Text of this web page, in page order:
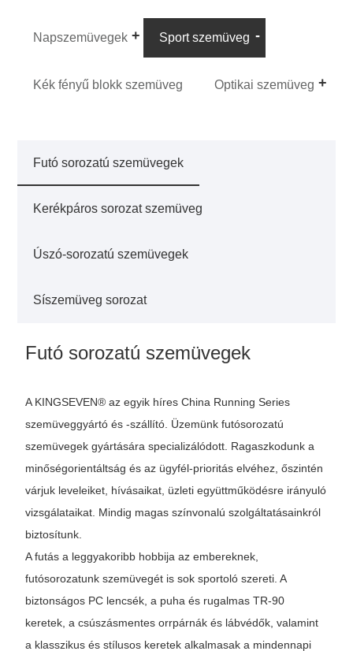
Napszemüvegek Sport szemüveg
Kék fényű blokk szemüveg Optikai szemüveg
Futó sorozatú szemüvegek
Kerékpáros sorozat szemüveg
Úszó-sorozatú szemüvegek
Síszemüveg sorozat
Futó sorozatú szemüvegek
A KINGSEVEN® az egyik híres China Running Series
szemüveggyártó és -szállító. Üzemünk futósorozatú
szemüvegek gyártására specializálódott. Ragaszkodunk a
minőségorientáltság és az ügyfél-prioritás elvéhez, őszintén
várjuk leveleiket, hívásaikat, üzleti együttműködésre irányuló
vizsgálataikat. Mindig magas színvonalú szolgáltatásainkról
biztosítunk.
A futás a leggyakoribb hobbija az embereknek,
futósorozatunk szemüvegét is sok sportoló szereti. A
biztonságos PC lencsék, a puha és rugalmas TR-90
keretek, a csúszásmentes orrpárnák és lábvédők, valamint
a klasszikus és stílusos keretek alkalmasak a mindennapi